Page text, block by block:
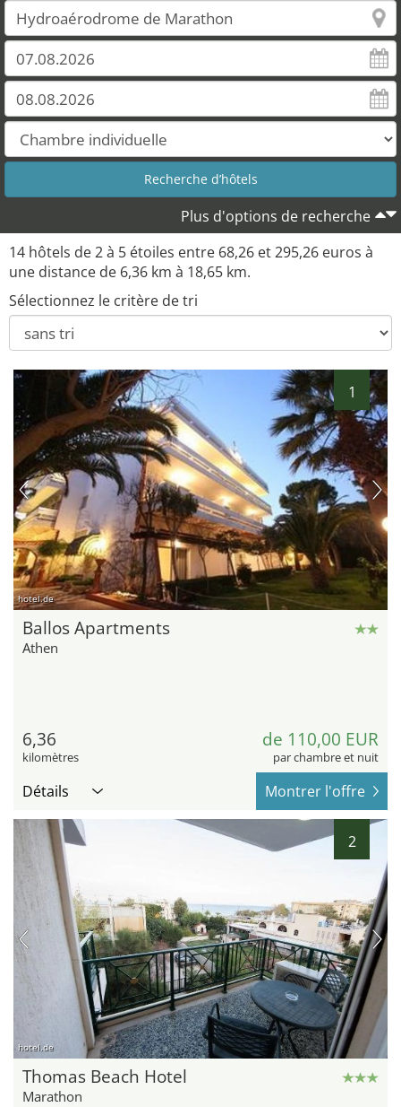
Plus d'options de recherche
14 hôtels de 2 à 5 étoiles entre 68,26 et 295,26 euros à
une distance de 6,36 km à 18,65 km.
Sélectionnez le critère de tri
1
hotel.de
Ballos Apartments
Athen
6,36
kilomètres
de 110,00 EUR
par chambre et nuit
Détails Montrer l'offre
2
hotel.de
Thomas Beach Hotel
Marathon